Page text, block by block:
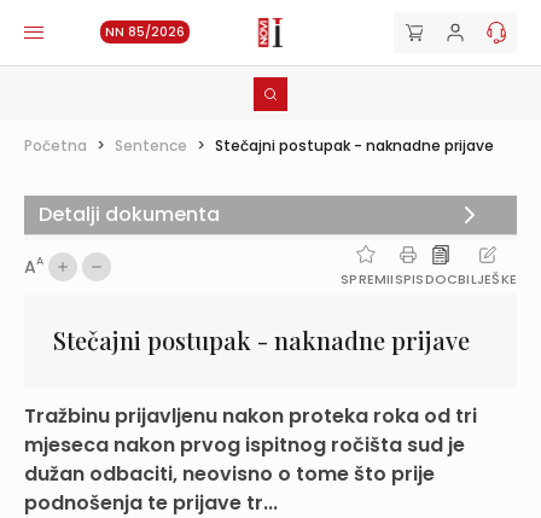
NN 85/2026
Početna > Sentence > Stečajni postupak - naknadne prijave
AA
SPREMIISPISDOCBILJEŠKE
Stečajni postupak - naknadne prijave
Tražbinu prijavljenu nakon proteka roka od tri
mjeseca nakon prvog ispitnog ročišta sud je
dužan odbaciti, neovisno o tome što prije
podnošenja te prijave tr...
Detalji dokumenta